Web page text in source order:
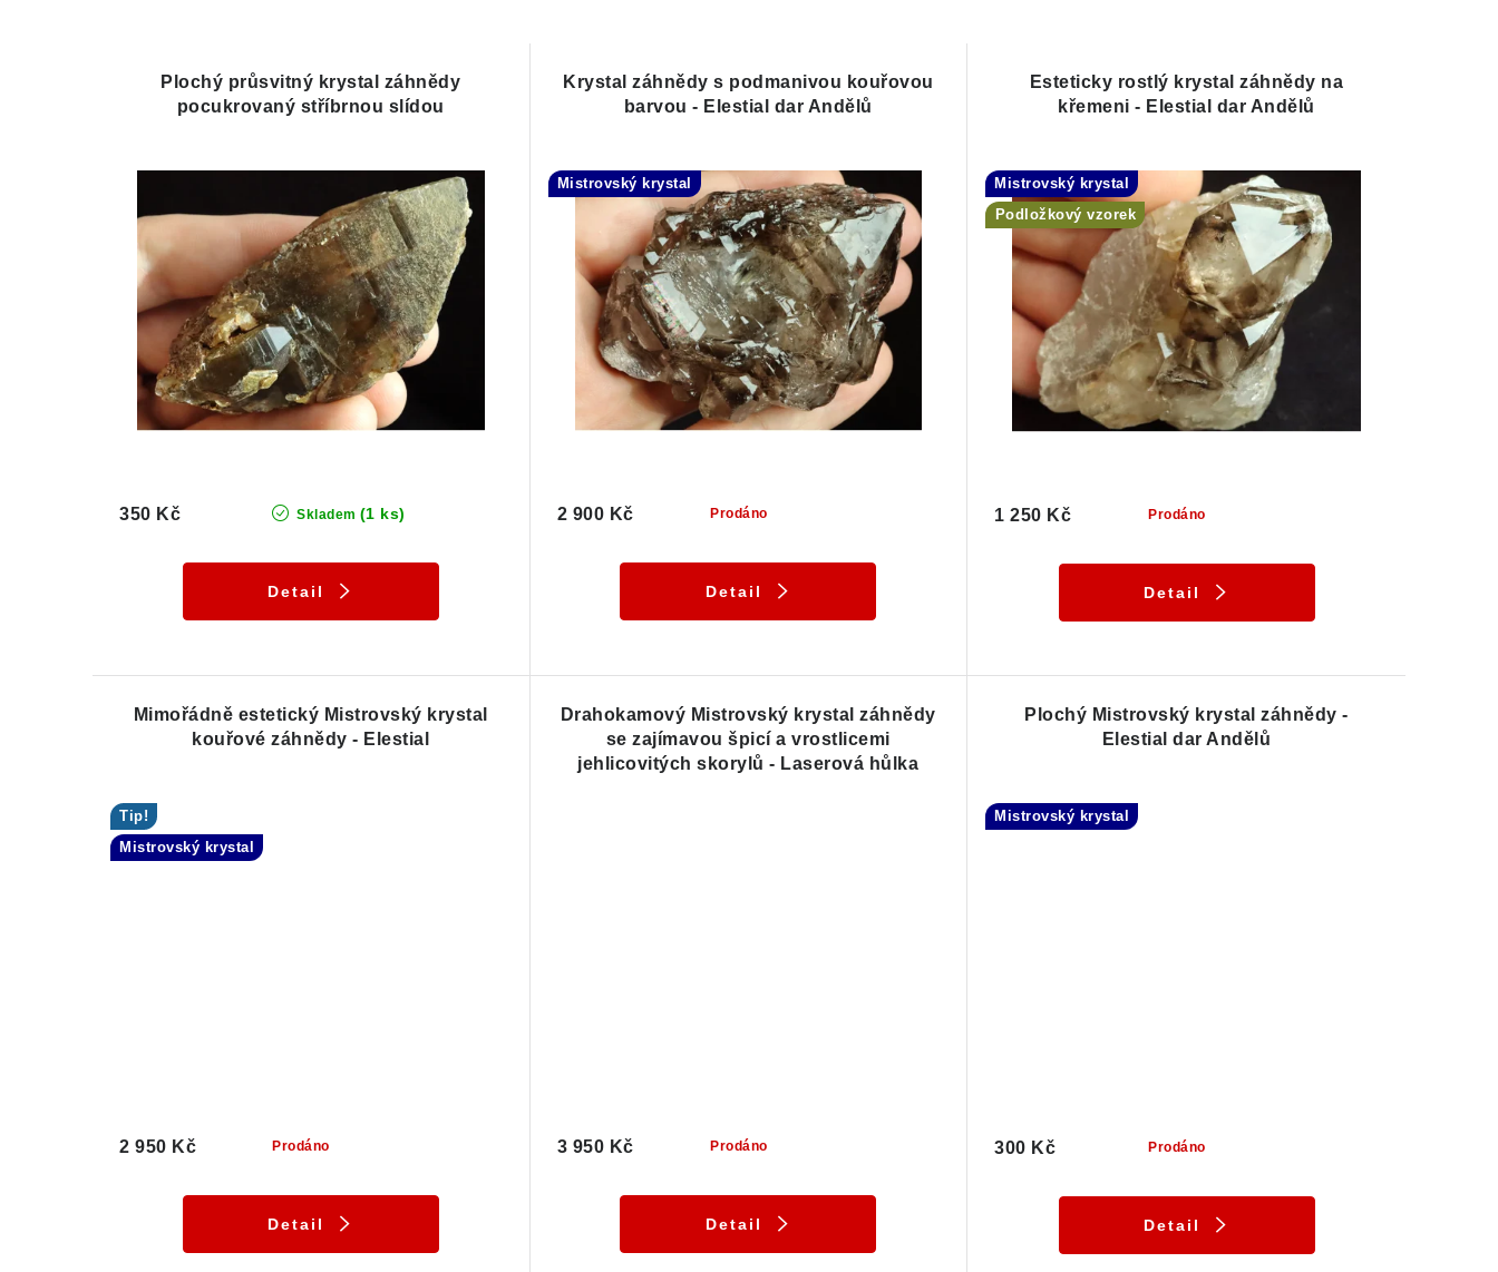
Plochý průsvitný krystal záhnědy
pocukrovaný stříbrnou slídou
Skladem (1 ks)
350 Kč
Detail
Krystal záhnědy s podmanivou kouřovou
barvou - Elestial dar Andělů
Mistrovský krystal
Prodáno
2 900 Kč
Detail
Esteticky rostlý krystal záhnědy na
křemeni - Elestial dar Andělů
Mistrovský krystal
Podložkový vzorek
Prodáno
1 250 Kč
Detail
Mimořádně estetický Mistrovský krystal
kouřové záhnědy - Elestial
Tip!
Mistrovský krystal
Prodáno
2 950 Kč
Detail
Drahokamový Mistrovský krystal záhnědy
se zajímavou špicí a vrostlicemi
jehlicovitých skorylů - Laserová hůlka
Prodáno
3 950 Kč
Detail
Plochý Mistrovský krystal záhnědy -
Elestial dar Andělů
Mistrovský krystal
Prodáno
300 Kč
Detail